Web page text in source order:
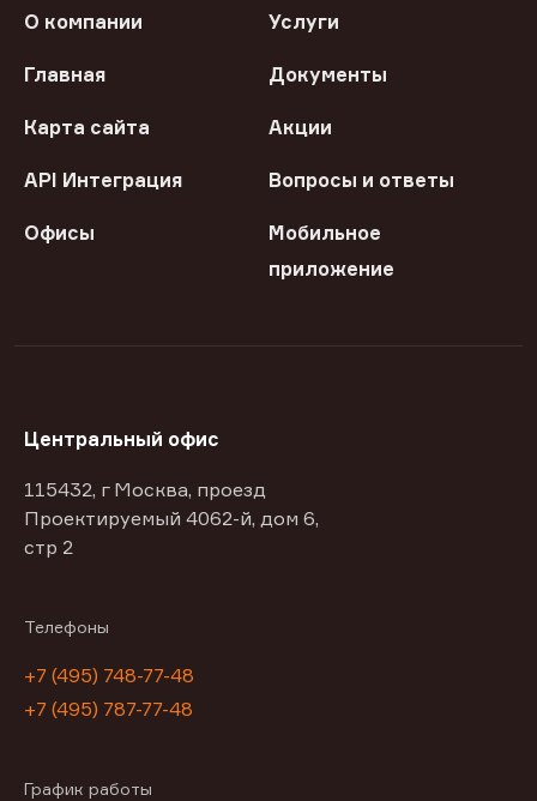
О компании Услуги
Главная Документы
Карта сайта Акции
API Интеграция Вопросы и ответы
Офисы
Мобильное
приложение
Центральный офис
115432, г Москва, проезд
Проектируемый 4062-й, дом 6,
стр 2
Телефоны
+7 (495) 748-77-48
+7 (495) 787-77-48
График работы